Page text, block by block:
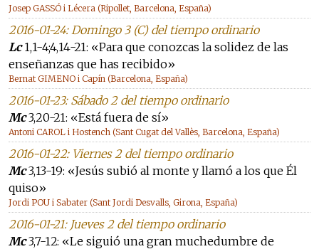
Josep GASSÓ i Lécera (Ripollet, Barcelona, España)
2016-01-24: Domingo 3 (C) del tiempo ordinario
Lc1,1-4;4,14-21: «Para que conozcas la solidez de las
enseñanzas que has recibido»
Bernat GIMENO i Capín (Barcelona, España)
2016-01-23: Sábado 2 del tiempo ordinario
Mc3,20-21: «Está fuera de sí»
Antoni CAROL i Hostench (Sant Cugat del Vallès, Barcelona, España)
2016-01-22: Viernes 2 del tiempo ordinario
Mc3,13-19: «Jesús subió al monte y llamó a los que Él
quiso»
Jordi POU i Sabater (Sant Jordi Desvalls, Girona, España)
2016-01-21: Jueves 2 del tiempo ordinario
Mc3,7-12: «Le siguió una gran muchedumbre de